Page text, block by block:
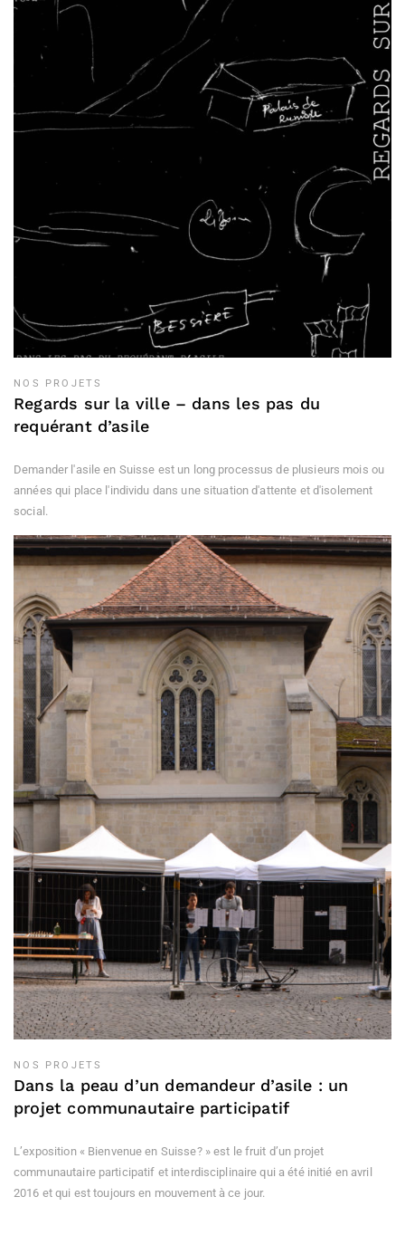
NOS PROJETS
Regards sur la ville – dans les pas du
requérant d’asile
Demander l'asile en Suisse est un long processus de plusieurs mois ou
années qui place l'individu dans une situation d'attente et d'isolement
social.
NOS PROJETS
Dans la peau d’un demandeur d’asile : un
projet communautaire participatif
L’exposition « Bienvenue en Suisse? » est le fruit d’un projet
communautaire participatif et interdisciplinaire qui a été initié en avril
2016 et qui est toujours en mouvement à ce jour.